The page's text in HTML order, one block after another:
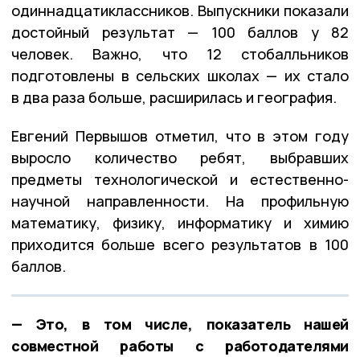
одиннадцатиклассников. Выпускники показали
достойный результат — 100 баллов у 82
человек. Важно, что 12 стобалльников
подготовлены в сельских школах — их стало
в два раза больше, расширилась и география.
Евгений Первышов отметил, что в этом году
выросло количество ребят, выбравших
предметы технологической и естественно-
научной направленности. На профильную
математику, физику, информатику и химию
приходится больше всего результатов в 100
баллов.
— Это, в том числе, показатель нашей
совместной работы с работодателями